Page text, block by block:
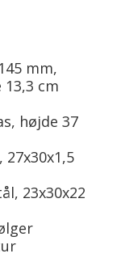
mm,
cm
højde 37
23x30x22